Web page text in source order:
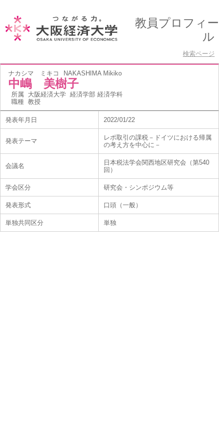
教員プロフィー
ル
検索ページ
ナカシマ ミキコ NAKASHIMA Mikiko
中嶋 美樹子
所属 大阪経済大学 経済学部 経済学科
職種 教授
発表年月日 2022/01/22
発表テーマ
レポ取引の課税－ドイツにおける帰属
の考え方を中心に－
会議名
日本税法学会関西地区研究会（第540
回）
学会区分 研究会・シンポジウム等
発表形式 口頭（一般）
単独共同区分 単独